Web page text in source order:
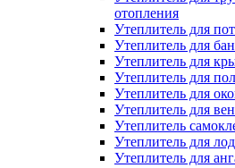
отопления
Утеплитель для
Утеплитель для
Утеплитель для
Утеплитель для
Утеплитель для
Утеплитель для
Утеплитель
Утеплитель для
Утеплитель для